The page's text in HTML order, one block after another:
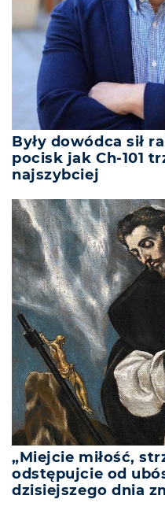
Były dowódca sił
pocisk jak Ch-101
najszybciej
„Miejcie miłość,
odstępujcie od
dzisiejszego dnia